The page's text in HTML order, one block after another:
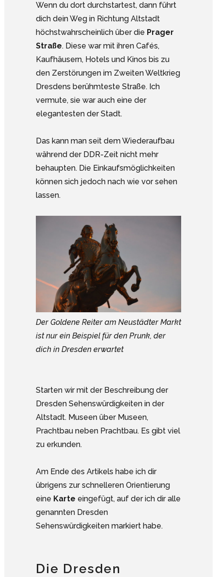
Wenn du dort durchstartest, dann führt
dich dein Weg in Richtung Altstadt
höchstwahrscheinlich über die Prager
Straße. Diese war mit ihren Cafés,
Kaufhäusern, Hotels und Kinos bis zu
den Zerstörungen im Zweiten Weltkrieg
Dresdens berühmteste Straße. Ich
vermute, sie war auch eine der
elegantesten der Stadt.
Das kann man seit dem Wiederaufbau
während der DDR-Zeit nicht mehr
behaupten. Die Einkaufsmöglichkeiten
können sich jedoch nach wie vor sehen
lassen.
Der Goldene Reiter am Neustädter Markt
ist nur ein Beispiel für den Prunk, der
dich in Dresden erwartet
Starten wir mit der Beschreibung der
Dresden Sehenswürdigkeiten in der
Altstadt. Museen über Museen,
Prachtbau neben Prachtbau. Es gibt viel
zu erkunden.
Am Ende des Artikels habe ich dir
übrigens zur schnelleren Orientierung
eine Karte eingefügt, auf der ich dir alle
genannten Dresden
Sehenswürdigkeiten markiert habe.
Die Dresden